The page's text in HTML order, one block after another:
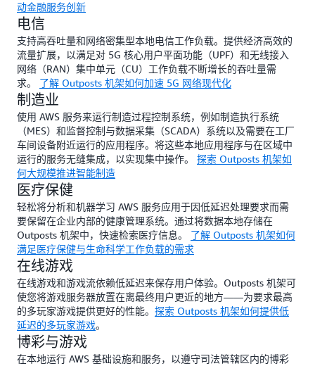
动金融服务创新
电信
支持高吞吐量和网络密集型本地电信工作负载。提供经济高效的
流量扩展，以满足对 5G 核心用户平面功能（UPF）和无线接入
网络（RAN）集中单元（CU）工作负载不断增长的吞吐量需
求。 了解 Outposts 机架如何加速 5G 网络现代化
制造业
使用 AWS 服务来运行制造过程控制系统，例如制造执行系统
（MES）和监督控制与数据采集（SCADA）系统以及需要在工厂
车间设备附近运行的应用程序。将这些本地应用程序与在区域中
运行的服务无缝集成，以实现集中操作。 探索 Outposts 机架如
何大规模推进智能制造
医疗保健
轻松将分析和机器学习 AWS 服务应用于因低延迟处理要求而需
要保留在企业内部的健康管理系统。通过将数据本地存储在
Outposts 机架中，快速检索医疗信息。 了解 Outposts 机架如何
满足医疗保健与生命科学工作负载的需求
在线游戏
在线游戏和游戏流依赖低延迟来保存用户体验。Outposts 机架可
使您将游戏服务器放置在离最终用户更近的地方——为要求最高
的多玩家游戏提供更好的性能。 探索 Outposts 机架如何提供低
延迟的多玩家游戏。
博彩与游戏
在本地运行 AWS 基础设施和服务，以遵守司法管辖区内的博彩